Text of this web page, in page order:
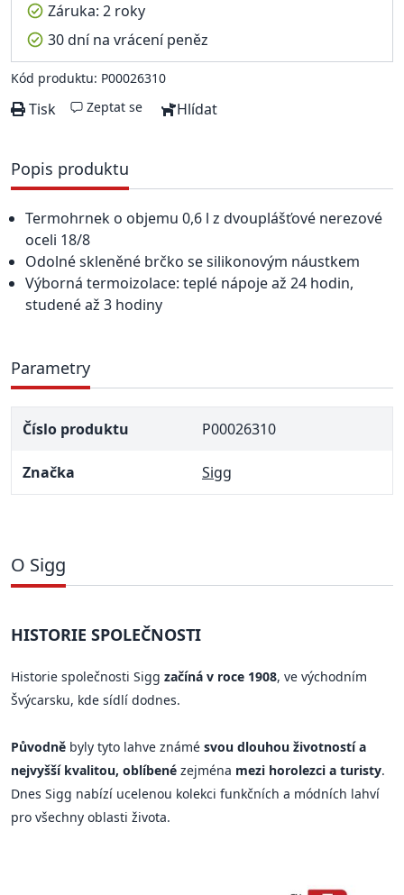
Záruka: 2 roky
30 dní na vrácení peněz
Kód produktu: P00026310
Tisk Zeptat se Hlídat
Popis produktu
Termohrnek o objemu 0,6 l z dvouplášťové nerezové
oceli 18/8
Odolné skleněné brčko se silikonovým náustkem
Výborná termoizolace: teplé nápoje až 24 hodin,
studené až 3 hodiny
Parametry
Číslo produktu P00026310
Značka Sigg
O Sigg
HISTORIE SPOLEČNOSTI
Historie společnosti Sigg začíná v roce 1908, ve východním
Švýcarsku, kde sídlí dodnes.
Původně byly tyto lahve známé svou dlouhou životností a
nejvyšší kvalitou, oblíbené zejména mezi horolezci a turisty.
Dnes Sigg nabízí ucelenou kolekci funkčních a módních lahví
pro všechny oblasti života.